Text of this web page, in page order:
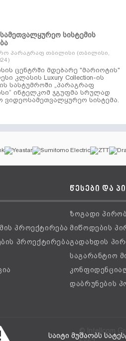
სისტემის
პარაგრაფ თბილისი (თბილისი,
ცენტრში მდებარე "მარიოტის"
კლასის Luxury Collection-ის
სასტუმროში „პარაგრაფ
ინტელკომ ჯგუფმა სრულად
ვიდეოსამეთვალყურეო სისტემა.
პროექტირება
პროექტირება
წესები და
ზოგადი
მიწოდების
გადახდის
საგარანტიო
დაბრუნების
2024
საიტი მუშაობს